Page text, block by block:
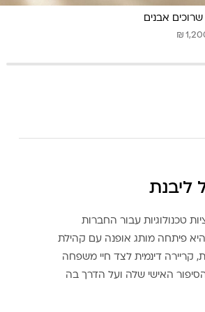
שרוכים אבנים
₪
ליבנת
טכנולוגיות עבור החברות
פיתחה מותג אופנה עם קהילת
קריירה דינמית לצד חיי משפחה
האישי שלה ועל הדרך בה